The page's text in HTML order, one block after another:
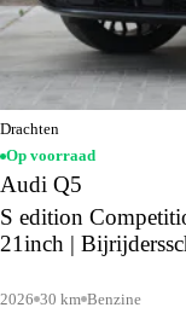
Drachten
Op voorraad
Audi Q5
S edition
21inch |
2026 30 km Benzine